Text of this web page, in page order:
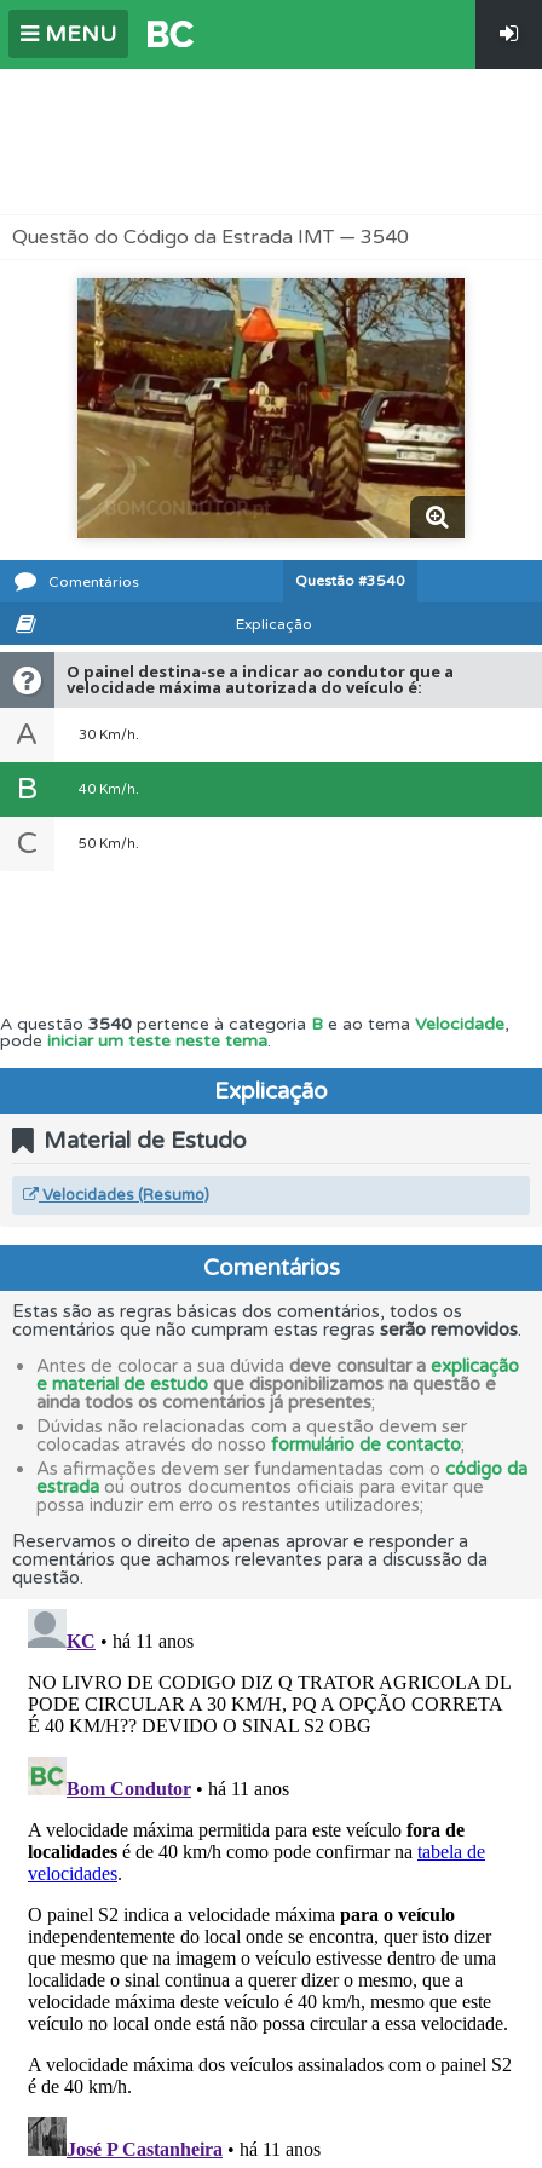
MENU
Questão do Código da Estrada IMT — 3540
Comentários Questão #3540
Explicação
O painel destina-se a indicar ao condutor que a
velocidade máxima autorizada do veículo é:
A 30 Km/h.
B 40 Km/h.
C 50 Km/h.
A questão 3540 pertence à categoria B e ao tema Velocidade,
pode iniciar um teste neste tema.
Explicação
Material de Estudo
Velocidades (Resumo)
Comentários
Estas são as regras básicas dos comentários, todos os
comentários que não cumpram estas regras serão removidos.
Antes de colocar a sua dúvida deve consultar a explicação
e material de estudo que disponibilizamos na questão e
ainda todos os comentários já presentes;
Dúvidas não relacionadas com a questão devem ser
colocadas através do nosso formulário de contacto;
As afirmações devem ser fundamentadas com o código da
estrada ou outros documentos oficiais para evitar que
possa induzir em erro os restantes utilizadores;
Reservamos o direito de apenas aprovar e responder a
comentários que achamos relevantes para a discussão da
questão.